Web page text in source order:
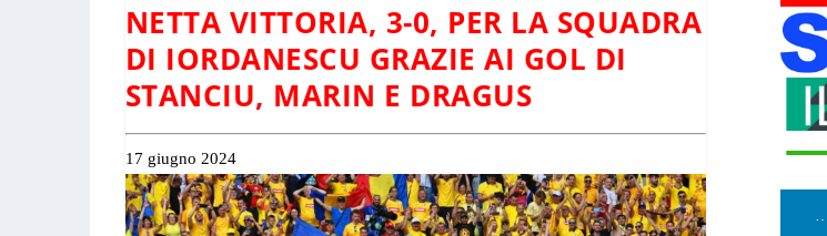
NETTA VITTORIA, 3-0, PER LA SQUADRA
DI IORDANESCU GRAZIE AI GOL DI
STANCIU, MARIN E DRAGUS
17 giugno 2024
Linkedin